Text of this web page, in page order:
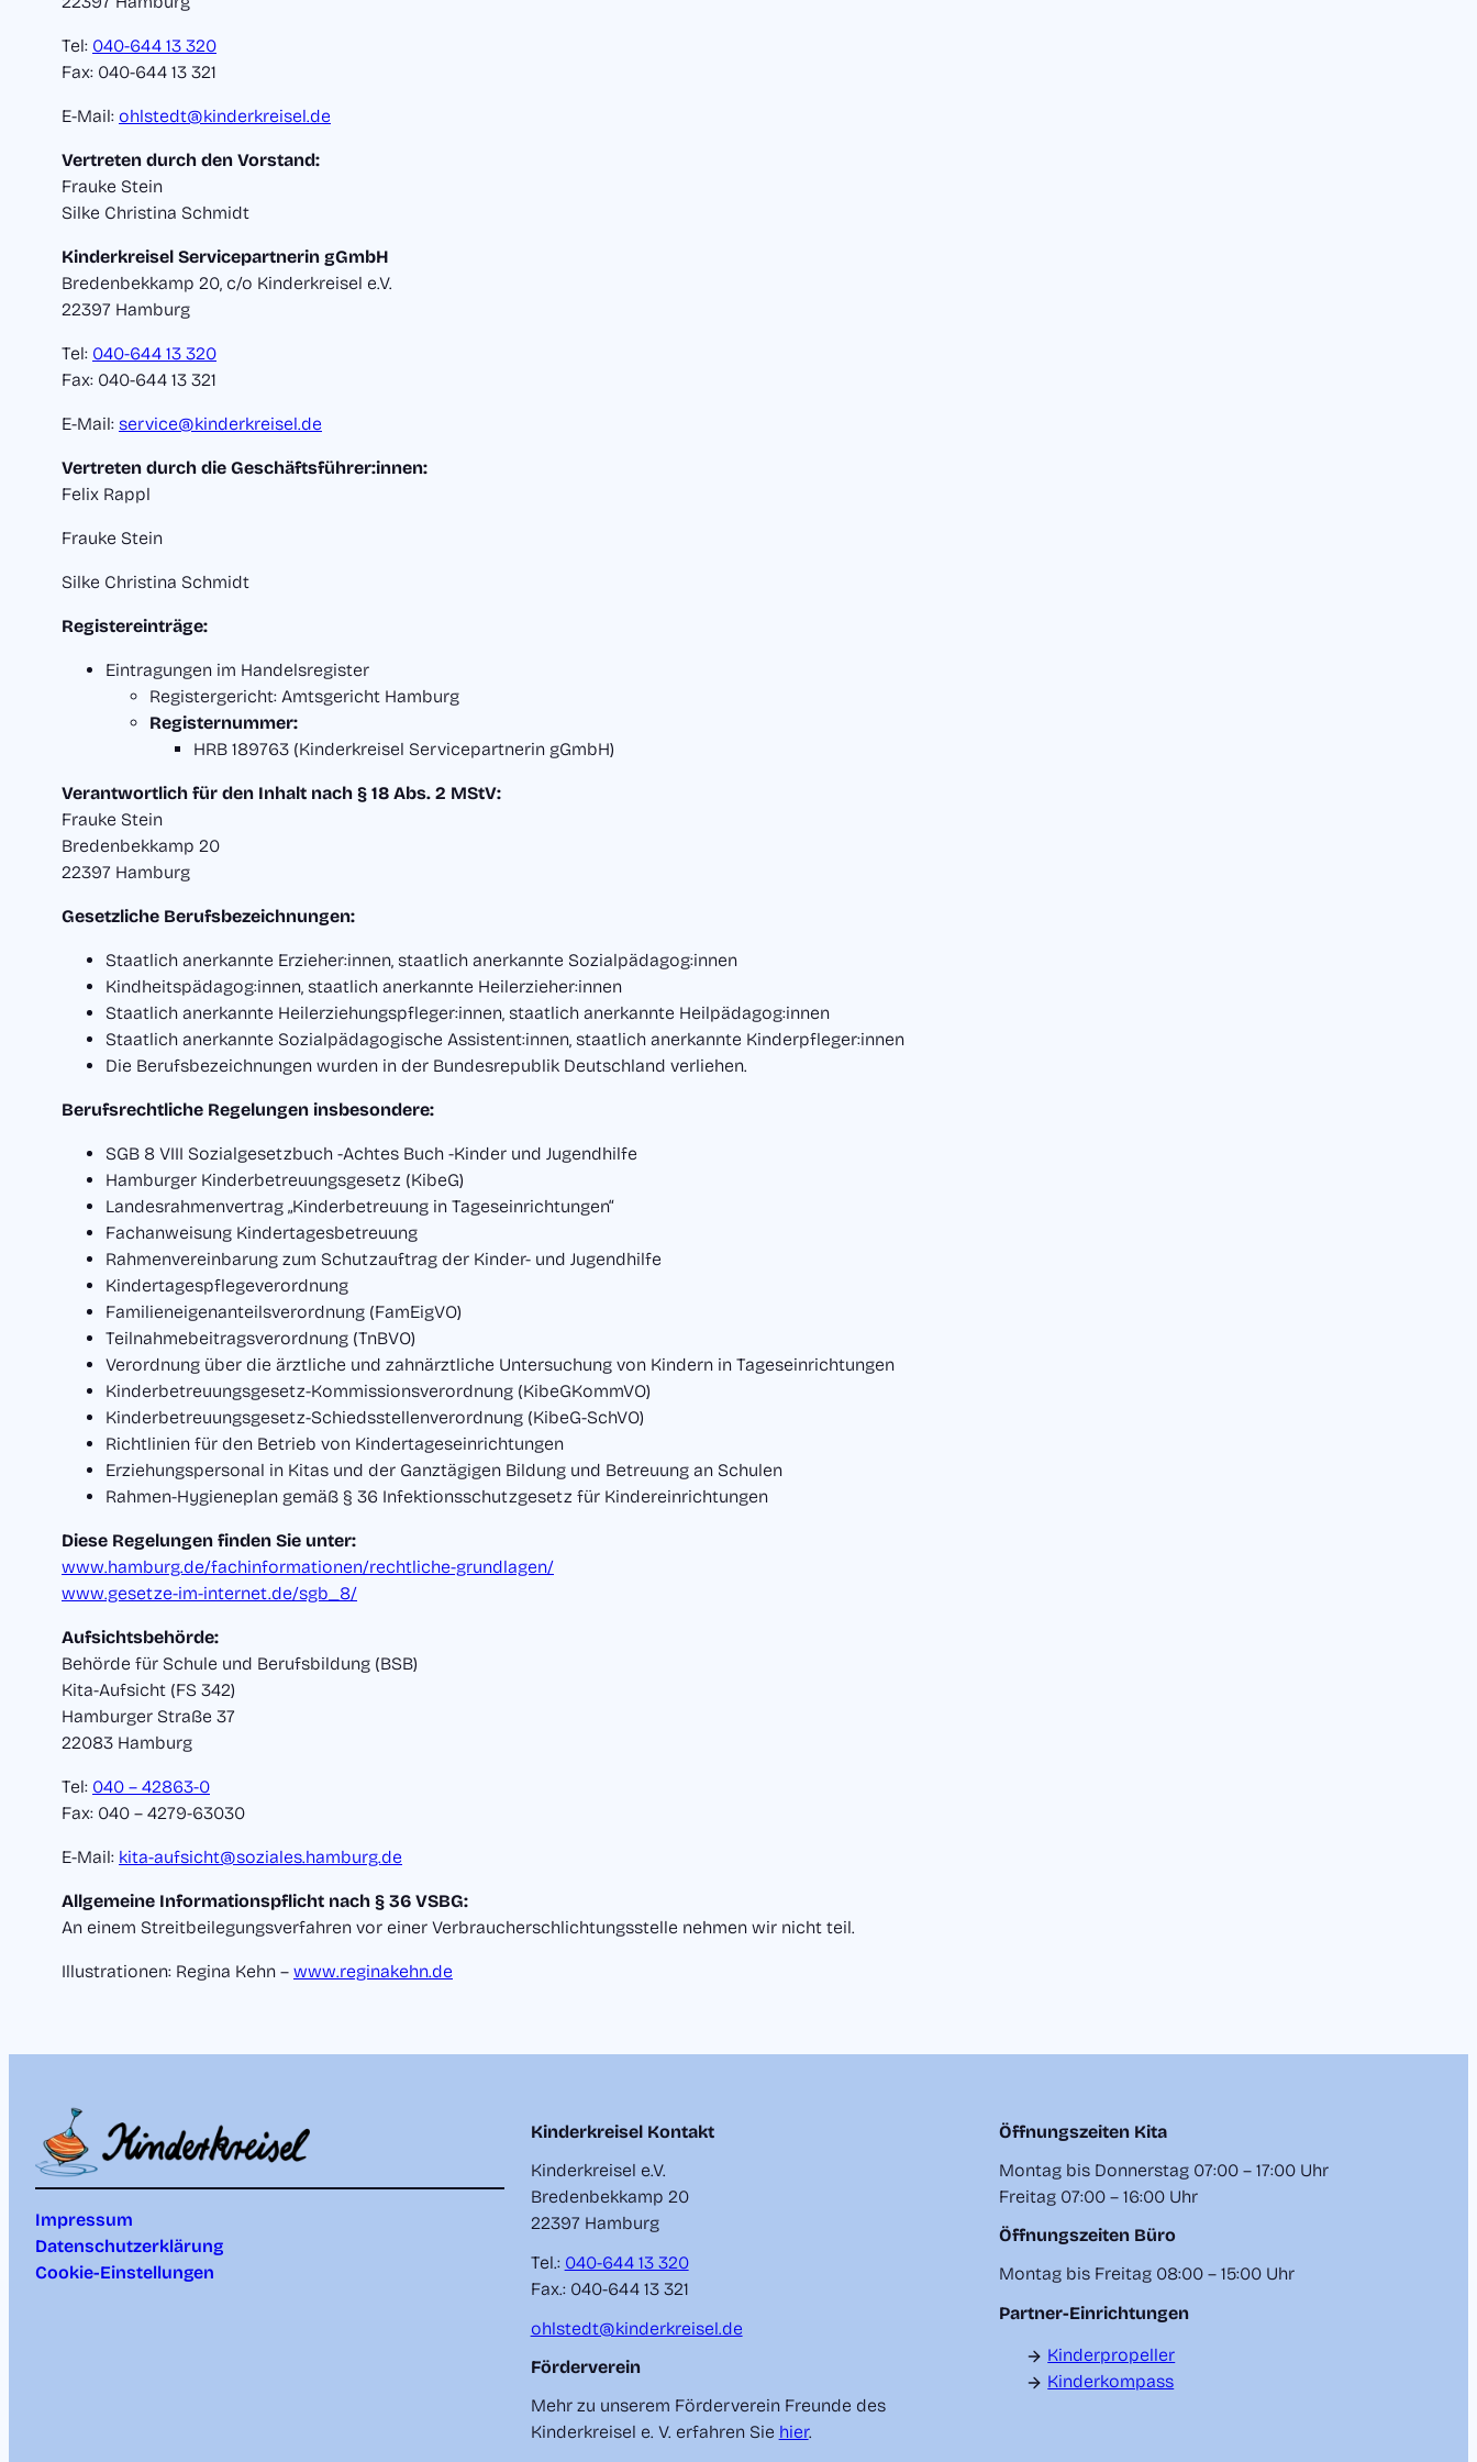
Tel: 040-644 13 320
Fax: 040-644 13 321
E-Mail: ohlstedt@kinderkreisel.de
Vertreten durch den Vorstand:
Frauke Stein
Silke Christina Schmidt
Kinderkreisel Servicepartnerin gGmbH
Bredenbekkamp 20, c/o Kinderkreisel e.V.
22397 Hamburg
Tel: 040-644 13 320
Fax: 040-644 13 321
E-Mail: service@kinderkreisel.de
Vertreten durch die Geschäftsführer:innen:
Felix Rappl
Frauke Stein
Silke Christina Schmidt
Registereinträge:
Eintragungen im Handelsregister
Registergericht: Amtsgericht Hamburg
Registernummer:
HRB 189763 (Kinderkreisel Servicepartnerin gGmbH)
Verantwortlich für den Inhalt nach § 18 Abs. 2 MStV:
Frauke Stein
Bredenbekkamp 20
22397 Hamburg
Gesetzliche Berufsbezeichnungen:
Staatlich anerkannte Erzieher:innen, staatlich anerkannte Sozialpädagog:innen
Kindheitspädagog:innen, staatlich anerkannte Heilerzieher:innen
Staatlich anerkannte Heilerziehungspfleger:innen, staatlich anerkannte Heilpädagog:innen
Staatlich anerkannte Sozialpädagogische Assistent:innen, staatlich anerkannte Kinderpfleger:innen
Die Berufsbezeichnungen wurden in der Bundesrepublik Deutschland verliehen.
Berufsrechtliche Regelungen insbesondere:
SGB 8 VIII Sozialgesetzbuch -Achtes Buch -Kinder und Jugendhilfe
Hamburger Kinderbetreuungsgesetz (KibeG)
Landesrahmenvertrag „Kinderbetreuung in Tageseinrichtungen“
Fachanweisung Kindertagesbetreuung
Rahmenvereinbarung zum Schutzauftrag der Kinder- und Jugendhilfe
Kindertagespflegeverordnung
Familieneigenanteilsverordnung (FamEigVO)
Teilnahmebeitragsverordnung (TnBVO)
Verordnung über die ärztliche und zahnärztliche Untersuchung von Kindern in Tageseinrichtungen
Kinderbetreuungsgesetz-Kommissionsverordnung (KibeGKommVO)
Kinderbetreuungsgesetz-Schiedsstellenverordnung (KibeG-SchVO)
Richtlinien für den Betrieb von Kindertageseinrichtungen
Erziehungspersonal in Kitas und der Ganztägigen Bildung und Betreuung an Schulen
Rahmen-Hygieneplan gemäß § 36 Infektionsschutzgesetz für Kindereinrichtungen
Diese Regelungen finden Sie unter:
www.hamburg.de/fachinformationen/rechtliche-grundlagen/
www.gesetze-im-internet.de/sgb_8/
Aufsichtsbehörde:
Behörde für Schule und Berufsbildung (BSB)
Kita-Aufsicht (FS 342)
Hamburger Straße 37
22083 Hamburg
Tel: 040 – 42863-0
Fax: 040 – 4279-63030
E-Mail: kita-aufsicht@soziales.hamburg.de
Allgemeine Informationspflicht nach § 36 VSBG:
An einem Streitbeilegungsverfahren vor einer Verbraucherschlichtungsstelle nehmen wir nicht teil.
Illustrationen: Regina Kehn – www.reginakehn.de
Impressum
Datenschutzerklärung
Cookie-Einstellungen
Kinderkreisel Kontakt
Kinderkreisel e.V.
Bredenbekkamp 20
22397 Hamburg
Tel.: 040-644 13 320
Fax.: 040-644 13 321
ohlstedt@kinderkreisel.de
Förderverein
Mehr zu unserem Förderverein Freunde des
Kinderkreisel e. V. erfahren Sie hier.
Öffnungszeiten Kita
Montag bis Donnerstag 07:00 – 17:00 Uhr
Freitag 07:00 – 16:00 Uhr
Öffnungszeiten Büro
Montag bis Freitag 08:00 – 15:00 Uhr
Partner-Einrichtungen
Kinderpropeller
Kinderkompass